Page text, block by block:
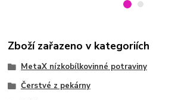
Zboží zařazeno v kategoriích
MetaX nízkobílkovinné potraviny
Čerstvé z pekárny